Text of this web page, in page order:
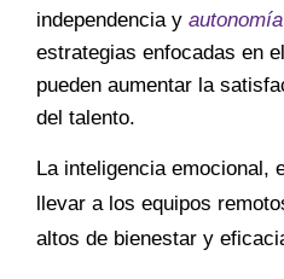
independencia y autonomía
estrategias enfocadas en
pueden aumentar la
del talento.
La inteligencia emocional,
llevar a los equipos
altos de bienestar y